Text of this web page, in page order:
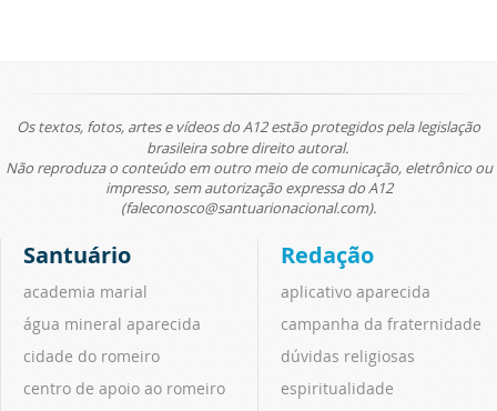
Os textos, fotos, artes e vídeos do A12 estão protegidos pela legislação
brasileira sobre direito autoral.
Não reproduza o conteúdo em outro meio de comunicação, eletrônico ou
impresso, sem autorização expressa do A12
(faleconosco@santuarionacional.com).
Santuário
academia marial
água mineral aparecida
cidade do romeiro
centro de apoio ao romeiro
Redação
aplicativo aparecida
campanha da fraternidade
dúvidas religiosas
espiritualidade